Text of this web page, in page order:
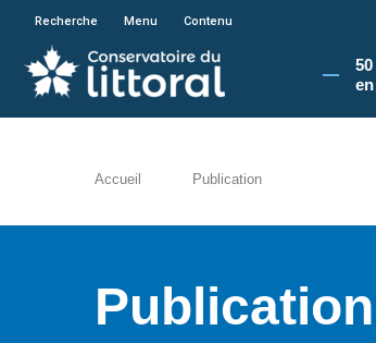
En poursuivant votre
Recherche Menu Contenu
Accueil Publication
Publication